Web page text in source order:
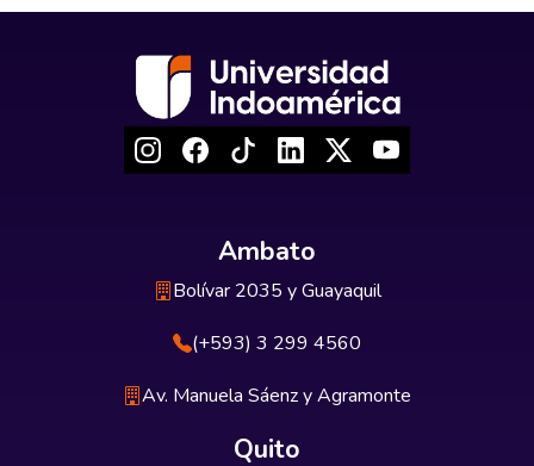
Ambato
Bolívar 2035 y Guayaquil
(+593) 3 299 4560
Av. Manuela Sáenz y Agramonte
Quito